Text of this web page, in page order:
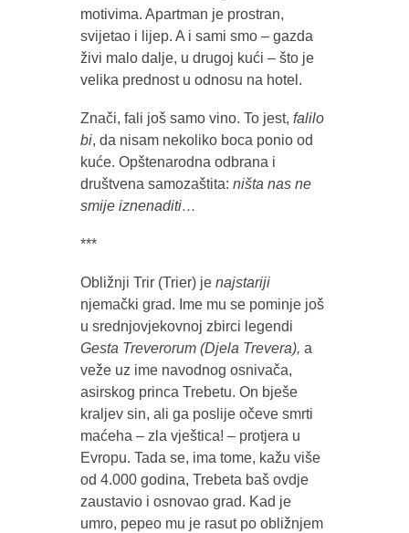
motivima. Apartman je prostran,
svijetao i lijep. A i sami smo – gazda
živi malo dalje, u drugoj kući – što je
velika prednost u odnosu na hotel.
Znači, fali još samo vino. To jest, falilo
bi, da nisam nekoliko boca ponio od
kuće. Opštenarodna odbrana i
društvena samozaštita: ništa nas ne
smije iznenaditi…
***
Obližnji Trir (Trier) je najstariji
njemački grad. Ime mu se pominje još
u srednjovjekovnoj zbirci legendi
Gesta Treverorum (Djela Trevera), a
veže uz ime navodnog osnivača,
asirskog princa Trebetu. On bješe
kraljev sin, ali ga poslije očeve smrti
maćeha – zla vještica! – protjera u
Evropu. Tada se, ima tome, kažu više
od 4.000 godina, Trebeta baš ovdje
zaustavio i osnovao grad. Kad je
umro, pepeo mu je rasut po obližnjem